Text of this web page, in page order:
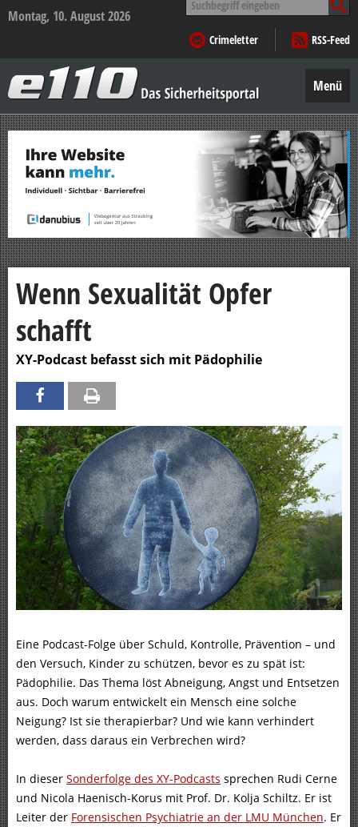
Montag, 10. August 2026
nach:
Crimeletter
RSS-Feed
–
Das
Sicherheitsportal
Menü
Zum
Inhalt
springen
Wenn Sexualität Opfer
schafft
XY-Podcast befasst sich mit Pädophilie
Eine Podcast-Folge über Schuld, Kontrolle, Prävention – und
den Versuch, Kinder zu schützen, bevor es zu spät ist:
Pädophilie. Das Thema löst Abneigung, Angst und Entsetzen
aus. Doch warum entwickelt ein Mensch eine solche
Neigung? Ist sie therapierbar? Und wie kann verhindert
werden, dass daraus ein Verbrechen wird?
In dieser Sonderfolge des XY-Podcasts sprechen Rudi Cerne
und Nicola Haenisch-Korus mit Prof. Dr. Kolja Schiltz. Er ist
Leiter der Forensischen Psychiatrie an der LMU München. Er